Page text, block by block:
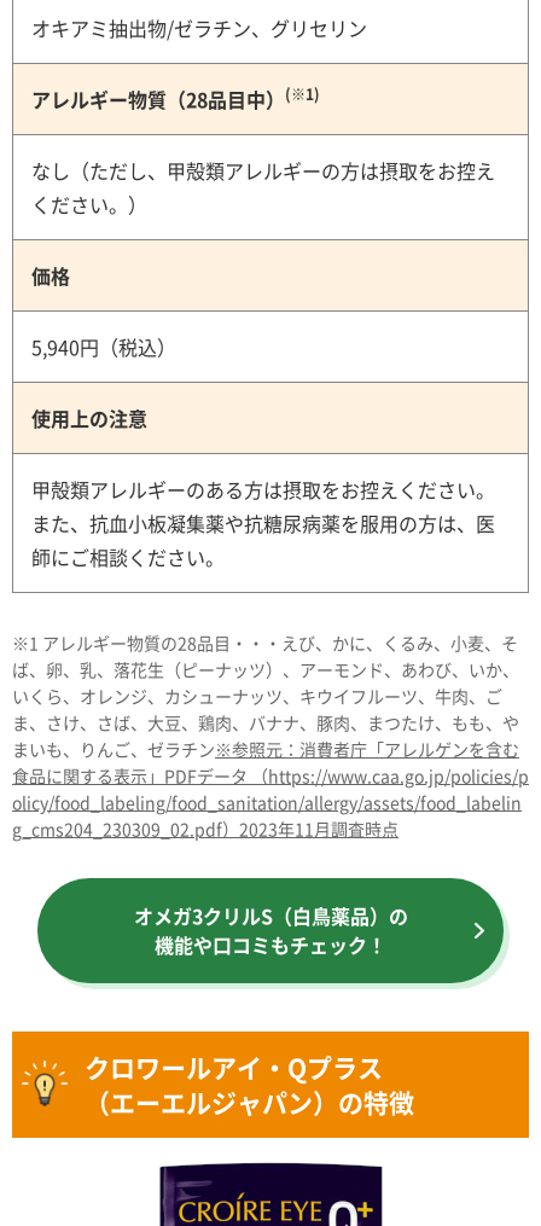
オキアミ抽出物/ゼラチン、グリセリン
アレルギー物質（28品目中） (※1)
なし（ただし、甲殻類アレルギーの方は摂取をお控え
ください。）
価格
5,940円（税込）
使用上の注意
甲殻類アレルギーのある方は摂取をお控えください。
また、抗血小板凝集薬や抗糖尿病薬を服用の方は、医
師にご相談ください。
※1 アレルギー物質の28品目・・・えび、かに、くるみ、小麦、そ
ば、卵、乳、落花生（ピーナッツ）、アーモンド、あわび、いか、
いくら、オレンジ、カシューナッツ、キウイフルーツ、牛肉、ご
ま、さけ、さば、大豆、鶏肉、バナナ、豚肉、まつたけ、もも、や
まいも、りんご、ゼラチン※参照元：消費者庁「アレルゲンを含む
食品に関する表示」PDFデータ （https://www.caa.go.jp/policies/p
olicy/food_labeling/food_sanitation/allergy/assets/food_labelin
g_cms204_230309_02.pdf）2023年11月調査時点
オメガ3クリルS（白鳥薬品）の
機能や口コミもチェック！
クロワールアイ・Qプラス
（エーエルジャパン）の特徴